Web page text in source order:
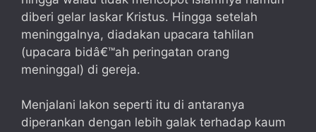
diberi gelar laskar Kristus. Hingga setelah
meninggalnya, diadakan upacara tahlilan
(upacara bidâ€™ah peringatan orang
meninggal) di gereja.
Menjalani lakon seperti itu di antaranya
diperankan dengan lebih galak terhadap kaum